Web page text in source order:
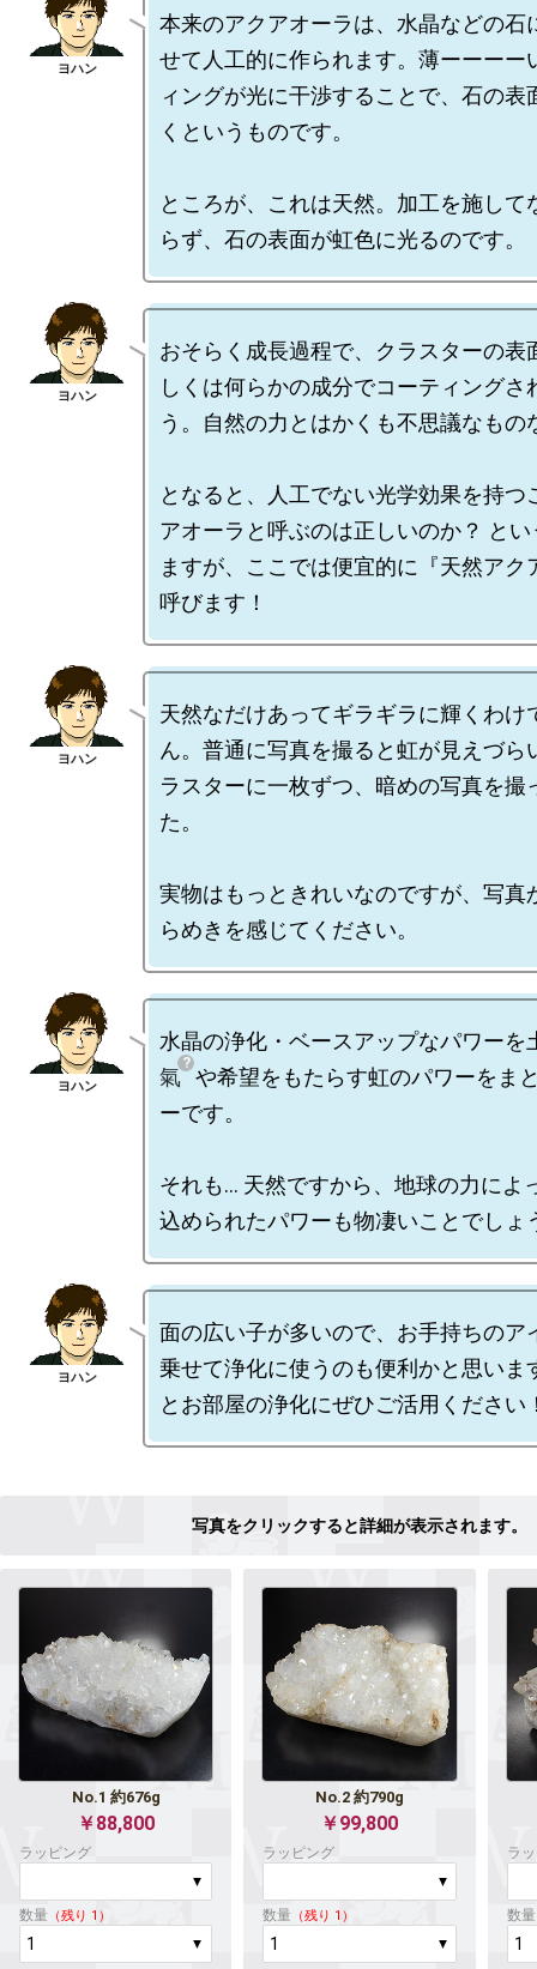
本来のアクアオーラは、水晶などの石
せて人工的に作られます。薄ーーーー
ィングが光に干渉することで、石の表
くというものです。
ところが、これは天然。加工を施して
おそらく成長過程で、クラスターの表
しくは何らかの成分でコーティングさ
う。自然の力とはかくも不思議なもの
となると、人工でない光学効果を持つ
アオーラと呼ぶのは正しいのか？ と
ますが、ここでは便宜的に『天然アク
天然なだけあってギラギラに輝くわけ
ん。普通に写真を撮ると虹が見えづら
ラスターに一枚ずつ、暗めの写真を撮
た。
実物はもっときれいなのですが、写真
水晶の浄化・ベースアップなパワーを
氣 や希望をもたらす虹のパワーをま
ーです。
それも… 天然ですから、地球の力によ
面の広い子が多いので、お手持ちのア
乗せて浄化に使うのも便利かと思いま
No.1 約676g
￥88,800
ラッピング
数量 （残り 1）
No.2 約790g
￥99,800
ラッピング
数量 （残り 1）
ラ
数量